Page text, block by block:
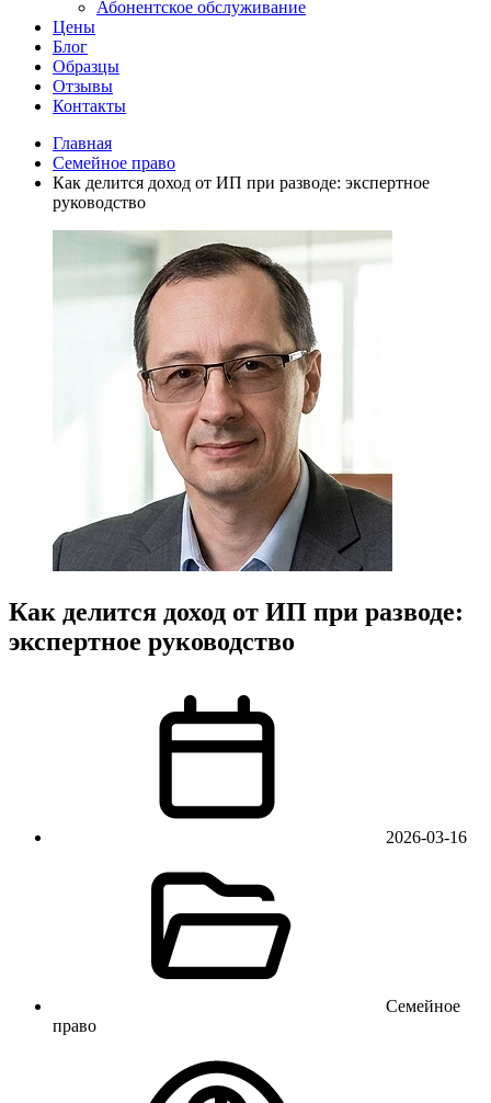
Абонентское обслуживание
Цены
Блог
Образцы
Отзывы
Контакты
Главная
Семейное право
Как делится доход от ИП при разводе: экспертное
руководство
Как делится доход от ИП при разводе:
экспертное руководство
2026-03-16
Семейное
право